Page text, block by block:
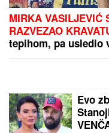
MIRKA VASILJEVIĆ
RAZVEZAO
tepihom, pa usledio
Evo